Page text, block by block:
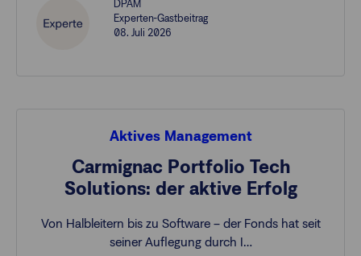
DPAM
Experten-Gastbeitrag
08. Juli 2026
Aktives Management
Carmignac Portfolio Tech
Solutions: der aktive Erfolg
Von Halbleitern bis zu Software – der Fonds hat seit
seiner Auflegung durch I…